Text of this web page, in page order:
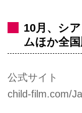
10月、シ
ムほか全国
公式サイト
child-film.com/